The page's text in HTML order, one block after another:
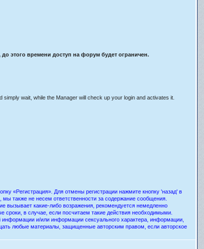
этого времени доступ на форум будет ограничен.
wait, while the Manager will check up your login and activates it.
«Регистрация». Для отмены регистрации нажмите кнопку 'назад' в
также не несем ответственности за содержание сообщения.
вызывает какие-либо возражения, рекомендуется немедленно
в случае, если посчитаем такие действия необходимыми.
и/или информации сексуального характера, информации,
любые материалы, защищенные авторским правом, если авторское